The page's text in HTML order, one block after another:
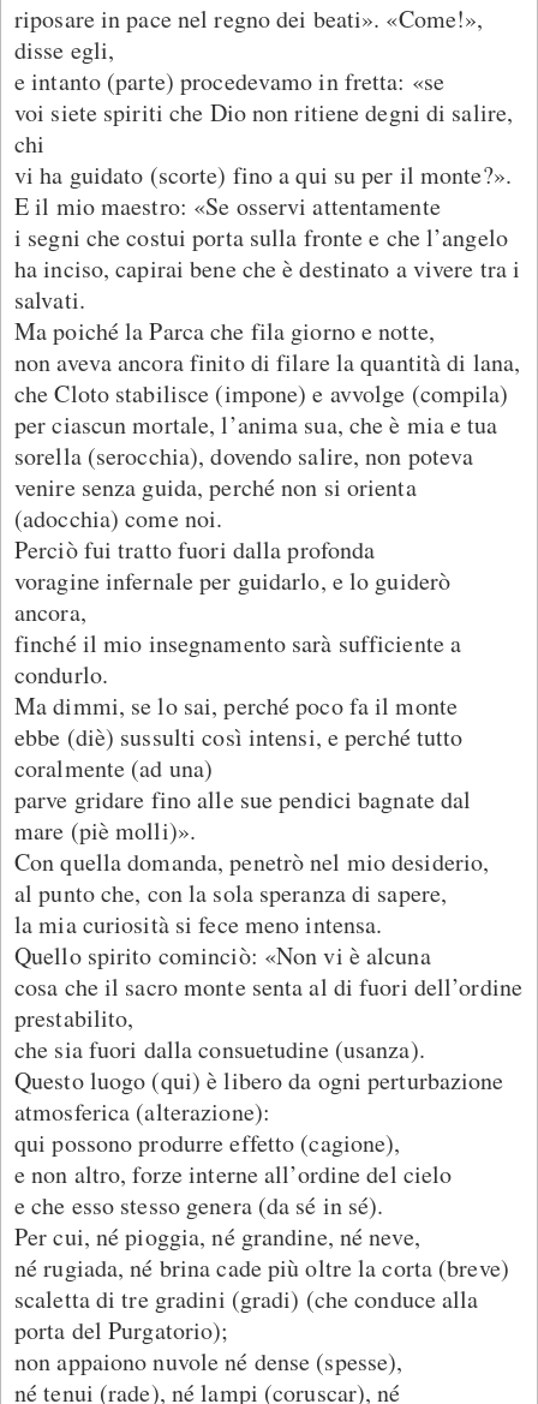
riposare in pace nel regno dei beati». «Come!»,
disse egli,
e intanto (parte) procedevamo in fretta: «se
voi siete spiriti che Dio non ritiene degni di salire,
chi
vi ha guidato (scorte) fino a qui su per il monte?».
E il mio maestro: «Se osservi attentamente
i segni che costui porta sulla fronte e che l’angelo
ha inciso, capirai bene che è destinato a vivere tra i
salvati.
Ma poiché la Parca che fila giorno e notte,
non aveva ancora finito di filare la quantità di lana,
che Cloto stabilisce (impone) e avvolge (compila)
per ciascun mortale, l’anima sua, che è mia e tua
sorella (serocchia), dovendo salire, non poteva
venire senza guida, perché non si orienta
(adocchia) come noi.
Perciò fui tratto fuori dalla profonda
voragine infernale per guidarlo, e lo guiderò
ancora,
finché il mio insegnamento sarà sufficiente a
condurlo.
Ma dimmi, se lo sai, perché poco fa il monte
ebbe (diè) sussulti così intensi, e perché tutto
coralmente (ad una)
parve gridare fino alle sue pendici bagnate dal
mare (piè molli)».
Con quella domanda, penetrò nel mio desiderio,
al punto che, con la sola speranza di sapere,
la mia curiosità si fece meno intensa.
Quello spirito cominciò: «Non vi è alcuna
cosa che il sacro monte senta al di fuori dell’ordine
prestabilito,
che sia fuori dalla consuetudine (usanza).
Questo luogo (qui) è libero da ogni perturbazione
atmosferica (alterazione):
qui possono produrre effetto (cagione),
e non altro, forze interne all’ordine del cielo
e che esso stesso genera (da sé in sé).
Per cui, né pioggia, né grandine, né neve,
né rugiada, né brina cade più oltre la corta (breve)
scaletta di tre gradini (gradi) (che conduce alla
porta del Purgatorio);
non appaiono nuvole né dense (spesse),
né tenui (rade), né lampi (coruscar), né